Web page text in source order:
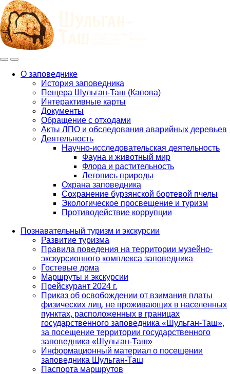
МенюИнфо
navigation
О заповеднике
История заповедника
Пещера Шульган-Таш (Капова)
Интерактивные карты
Документы
Обращение с отходами
Акты ЛПО и обследования аварийных деревьев
Деятельность
Научно-исследовательская деятельность
Фауна и животный мир
Флора и растительность
Летопись природы
Охрана заповедника
Сохранение бурзянской бортевой пчелы
Экологическое просвещение и туризм
Противодействие коррупции
Познавательный туризм и экскурсии
Развитие туризма
Правила поведения на территории музейно-
экскурсионного комплекса заповедника
Гостевые дома
Маршруты и экскурсии
Прейскурант 2024 г.
Приказ об освобождении от взимания платы
физических лиц, не проживающих в населенных
пунктах, расположенных в границах
государственного заповедника «Шульган-Таш»,
за посещение территории государственного
заповедника «Шульган-Таш»
Информационный материал о посещении
заповедника Шульган-Таш
Паспорта маршрутов